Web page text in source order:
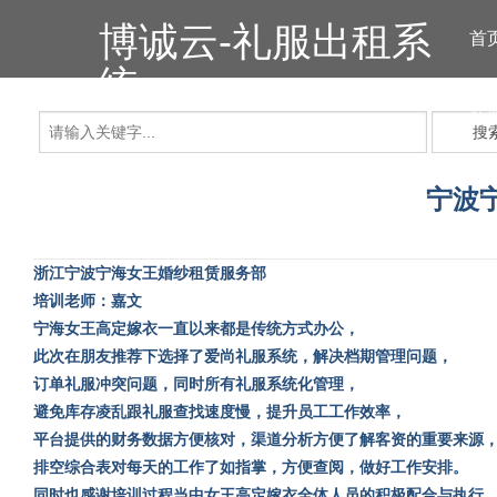
博诚云-礼服出租系
统
首
礼
搜
宁波
浙江宁波宁海女王婚纱租赁服务部
培训老师：嘉文
宁海女王高定嫁衣一直以来都是传统方式办公，
此次在朋友推荐下选择了爱尚礼服系统，解决档期管理问题，
订单礼服冲突问题，同时所有礼服系统化管理，
避免库存凌乱跟礼服查找速度慢，提升员工工作效率，
平台提供的财务数据方便核对，渠道分析方便了解客资的重要来源
排空综合表对每天的工作了如指掌，方便查阅，做好工作安排。